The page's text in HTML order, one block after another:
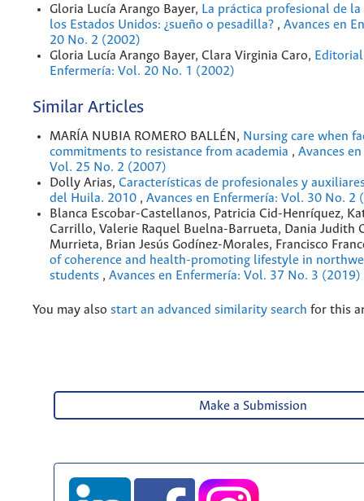
Gloria Lucía Arango Bayer, La práctica profesional de
los Estados Unidos: ¿sueño o pesadilla? , Avances en
20 No. 2 (2002)
Gloria Lucía Arango Bayer, Clara Virginia Caro,
Enfermería: Vol. 20 No. 1 (2002)
Similar Articles
MARÍA NUBIA ROMERO BALLÉN, Nursing care when
commitments to resistance from academia , Avances
Vol. 25 No. 2 (2007)
Dolly Arias, Características de profesionales y
del Huila. 2010 , Avances en Enfermería: Vol. 30 No. 2
Blanca Escobar-Castellanos, Patricia Cid-Henríquez,
Carrillo, Valerie Raquel Buelna-Barrueta, Dania Judith
Murrieta, Brian Jesús Godínez-Morales, Francisco
of coherence and health-promoting lifestyle in
students , Avances en Enfermería: Vol. 37 No. 3 (2019)
You may also start an advanced similarity search for this
Make a Submission